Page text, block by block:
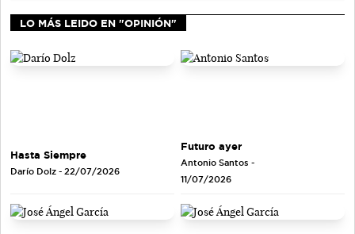
LO MÁS LEIDO EN "OPINIÓN"
Hasta Siempre
Darío Dolz - 22/07/2026
Futuro ayer
Antonio Santos -
11/07/2026